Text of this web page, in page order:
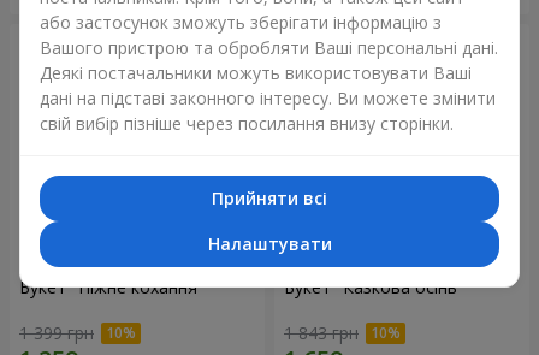
Букет "Ніжне кохання"
1 399 грн
Букет "Казкова осінь"
1 843 грн
або застосунок зможуть зберігати інформацію з
Вашого пристрою та обробляти Ваші персональні дані.
Деякі постачальники можуть використовувати Ваші
дані на підставі законного інтересу. Ви можете змінити
свій вибір пізніше через посилання внизу сторінки.
Прийняти всі
Налаштувати